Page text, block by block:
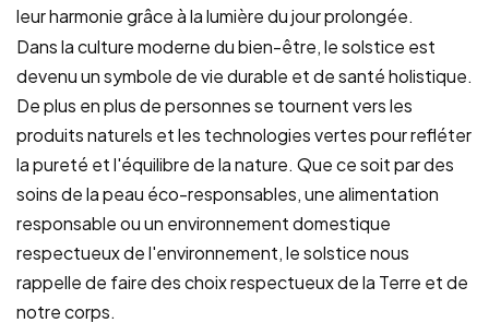
leur harmonie grâce à la lumière du jour prolongée.
Dans la culture moderne du bien-être, le solstice est
devenu un symbole de vie durable et de santé holistique.
De plus en plus de personnes se tournent vers les
produits naturels et les technologies vertes pour refléter
la pureté et l'équilibre de la nature. Que ce soit par des
soins de la peau éco-responsables, une alimentation
responsable ou un environnement domestique
respectueux de l'environnement, le solstice nous
rappelle de faire des choix respectueux de la Terre et de
notre corps.